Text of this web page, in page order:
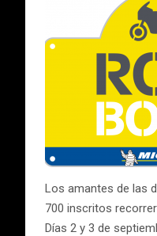
Los amantes de las
700 inscritos
Días 2 y 3 de